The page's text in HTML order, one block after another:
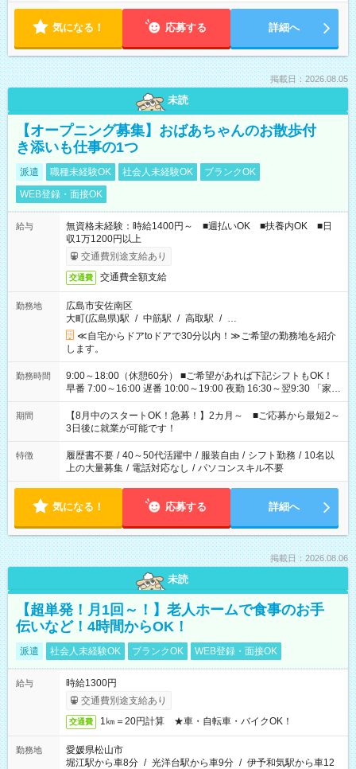
気になる！ 応募する 詳細へ
掲載日：2026.08.05
未読
【オープニング募集】おばあちゃんのお散歩付
き添いも仕事の1つ
派遣 職種未経験OK 社会人未経験OK
ブランクOK
WEB登録・面接OK
給与
無資格未経験：時給1400円～ ■週払いOK ■扶養内OK ■日
収1万1200円以上
交通費別途支給あり
交通費 交通費全額支給
勤務地
広島市安佐南区
大町(広島県)駅 / 中筋駅 / 高取駅 / …
≪自宅からドアtoドアで30分以内！≫ご希望の勤務地を紹介
します。
勤務時間
9:00～18:00（休憩60分） ■ご希望があれば下記シフトもOK！
早番 7:00～16:00 遅番 10:00～19:00 夜勤 16:30～翌9:30 「家族
と休みを合わせたい」 「余裕を持って夕飯の準備がしたい」
「できれば残業はしたくない」 など、ご希望を教えてください
ね。 ※Wワーク希望の方へ 今ご覧のお仕事で希望する勤務時間
と、もう1つのお仕事の勤務時間。 合計で週40時間を超える場
合は応募できません。
期間
【8月中のスタートOK！急募！】2カ月～ ■ご応募から最短2～
3日後に就業が可能です！
特徴 履歴書不要 / 40～50代活躍中 / 服装自由 / シフト勤務 / 10名以
上の大量募集 / 電話対応なし / パソコンスキル不要
気になる！ 応募する 詳細へ
掲載日：2026.08.06
未読
【超単発！月1回～！】老人ホームで食事のお手
伝いなど！4時間からOK！
派遣 社会人未経験OK ブランクOK WEB登録・面接OK
給与
時給1300円
交通費別途支給あり
交通費 1㎞＝20円計算 ★車・自転車・バイクOK！
勤務地
愛媛県松山市
堀江駅から車8分 / 光洋台駅から車9分 / 伊予和気駅から車12